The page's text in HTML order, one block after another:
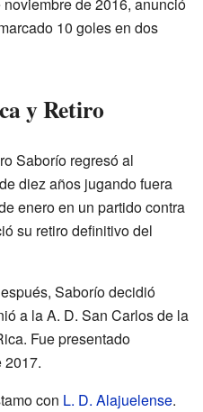
de 2016, anunció
10 goles en dos
y Retiro
Saborío regresó al
diez años jugando fuera
enero en un partido contra
su retiro definitivo del
Saborío decidió
a la A. D. San Carlos de la
Fue presentado
2017.
con L. D. Alajuelense.